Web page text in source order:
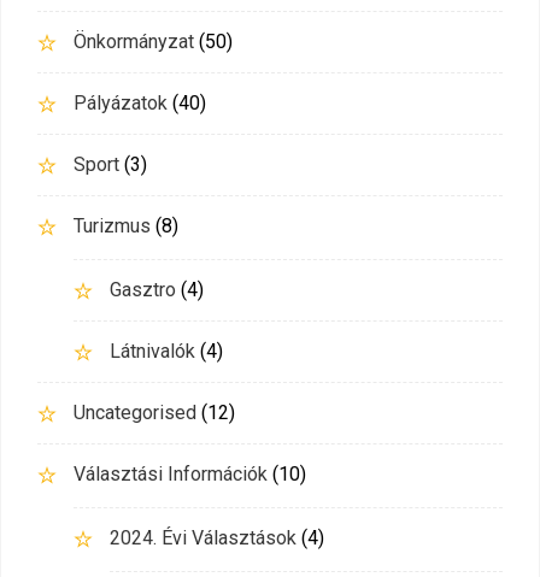
Önkormányzat (50)
Pályázatok (40)
Sport (3)
Turizmus (8)
Gasztro (4)
Látnivalók (4)
Uncategorised (12)
Választási Információk (10)
2024. Évi Választások (4)